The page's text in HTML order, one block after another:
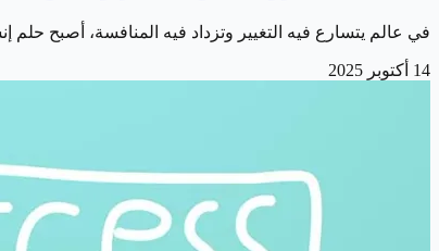
في عالم يتسارع فيه التغيير وتزداد فيه المنافسة،
14 أكتوبر 2025